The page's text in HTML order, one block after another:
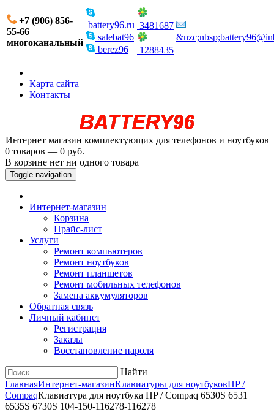
+7 (906) 856-
55-66
многоканальный
battery96.ru
salebat96
berez96
3481687
1288435
Карта сайта
Контакты
Интернет магазин комплектующих для телефонов и ноутбуков
0 товаров — 0 руб.
В корзине нет ни одного товара
Toggle navigation
Интернет-магазин
Корзина
Прайс-лист
Услуги
Ремонт компьютеров
Ремонт ноутбуков
Ремонт планшетов
Ремонт мобильных телефонов
Замена аккумуляторов
Обратная связь
Личный кабинет
Регистрация
Заказы
Восстановление пароля
Найти
ГлавнаяИнтернет-магазинКлавиатуры для ноутбуковHP /
CompaqКлавиатура для ноутбука HP / Compaq 6530S 6531
6535S 6730S 104-150-116278-116278